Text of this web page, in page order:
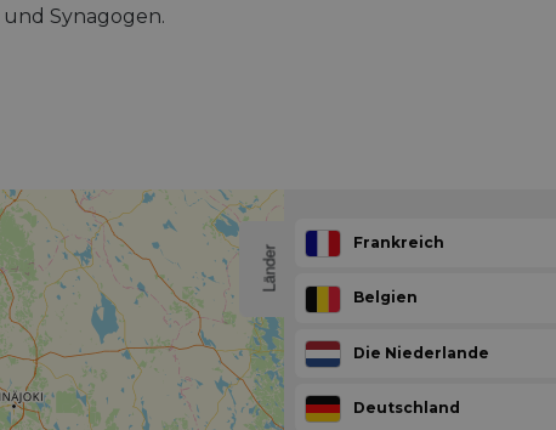
Synagogen.
Länder
Frankreich
Belgien
Die Niederlande
Deutschland